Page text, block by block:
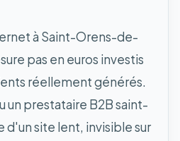
à Saint-Orens-de-
pas en euros investis
réellement générés.
un prestataire B2B saint-
d'un site lent, invisible sur